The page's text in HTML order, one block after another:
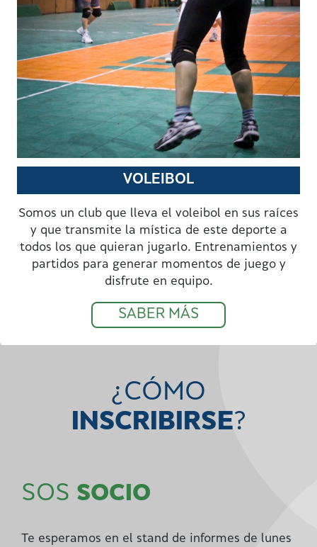
VOLEIBOL
Somos un club que lleva el voleibol en sus raíces
y que transmite la mística de este deporte a
todos los que quieran jugarlo. Entrenamientos y
partidos para generar momentos de juego y
disfrute en equipo.
SABER MÁS
¿CÓMO
INSCRIBIRSE?
SOS SOCIO
Te esperamos en el stand de informes de lunes